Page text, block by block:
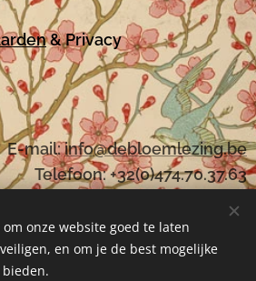
& Privacy
E-mail:info@debloemlezing.be
Telefoon: +32(0)474.70.37.63
doorWebnode Cookies
onze website goed te laten
en om je de best mogelijke